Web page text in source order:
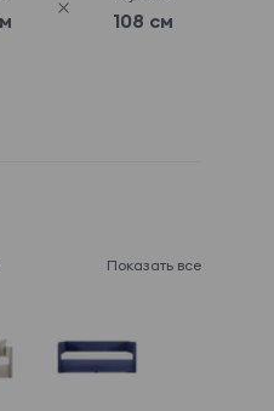
108 см
Показать все